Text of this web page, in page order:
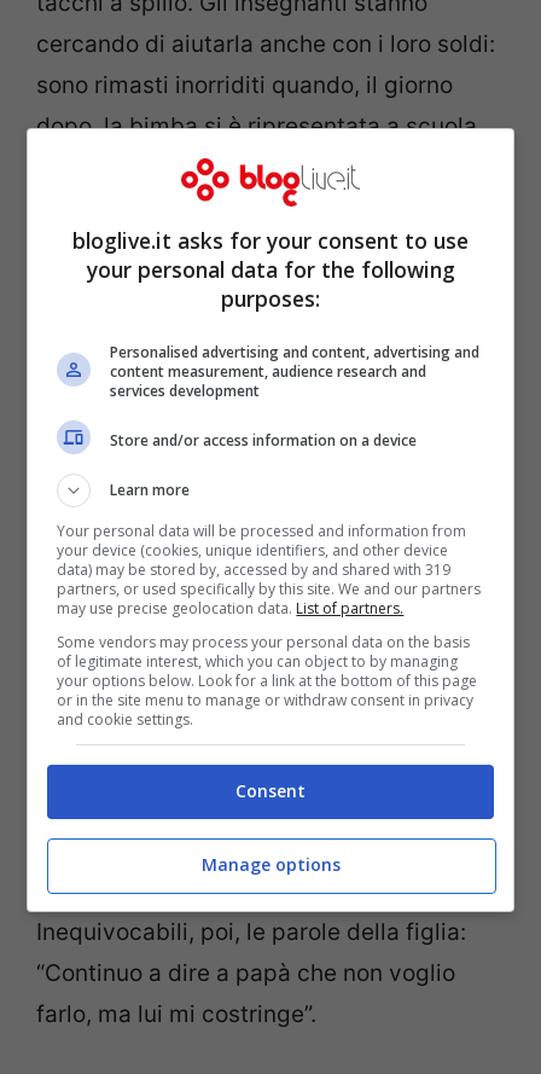
cercando di aiutarla anche con i loro soldi:
sono rimasti inorriditi quando, il giorno
dopo, la bimba si è ripresentata a scuola
sporca e con indumenti impropri”.
Come si evince dal racconto del pubblico
ministero, a carico di Stewart sarebbero
state raccolte delle prove che dimostrano
come l’uomo abbia fatto violentare la figlia
da dei pedofili al solo scopo di ricevere in
cambiodroghe e soldi. L’uomo, 38 anni, ha
negato ogni accusa, anche se uno dei vari
campioni di DNA trovati sulle mutandine
della bambina appartiene proprio a lui.
Inequivocabili, poi, le parole della figlia:
“Continuo a dire a papà che non voglio
farlo, ma lui mi costringe”.
bloglive.it asks for your consent to use
your personal data for the following
purposes:
Personalised advertising and content, advertising and
content measurement, audience research and
services development
Store and/or access information on a device
Learn more
Your personal data will be processed and information from
your device (cookies, unique identifiers, and other device
data) may be stored by, accessed by and shared with 319
partners, or used specifically by this site. We and our partners
may use precise geolocation data. List of partners.
Some vendors may process your personal data on the basis
of legitimate interest, which you can object to by managing
your options below. Look for a link at the bottom of this page
or in the site menu to manage or withdraw consent in privacy
and cookie settings.
Consent
Manage options